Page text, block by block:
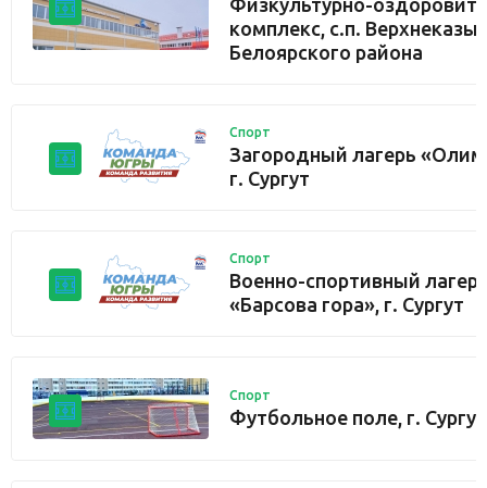
Физкультурно-
комплекс, с.п.
Белоярского района
Спорт
Загородный лагерь
г. Сургут
Спорт
Военно-спортивный
«Барсова гора», г. Сургут
Спорт
Футбольное поле, г. Сургут